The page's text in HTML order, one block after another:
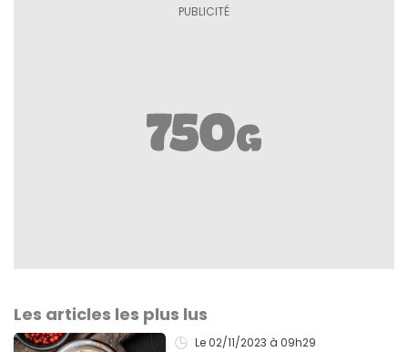
Les articles les plus lus
Le 02/11/2023 à 09h29